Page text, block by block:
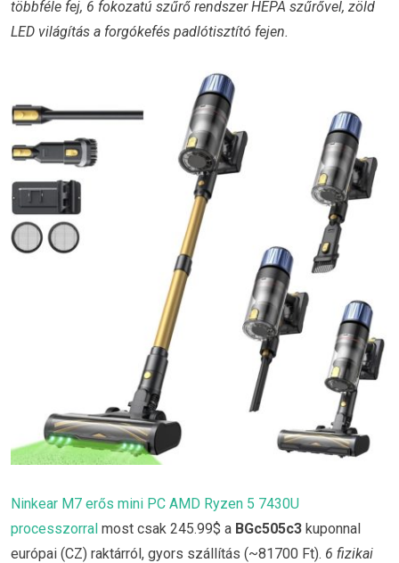
többféle fej, 6 fokozatú szűrő rendszer HEPA szűrővel, zöld
LED világítás a forgókefés padlótisztító fejen.
Ninkear M7 erős mini PC AMD Ryzen 5 7430U
processzorral most csak 245.99$ a BGc505c3 kuponnal
európai (CZ) raktárról, gyors szállítás (~81700 Ft). 6 fizikai